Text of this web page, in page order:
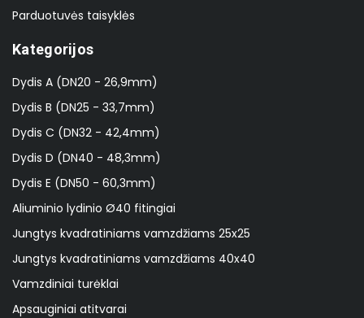
Parduotuvės taisyklės
Kategorijos
Dydis A (DN20 - 26,9mm)
Dydis B (DN25 - 33,7mm)
Dydis C (DN32 - 42,4mm)
Dydis D (DN40 - 48,3mm)
Dydis E (DN50 - 60,3mm)
Aliuminio lydinio Ø40 fitingiai
Jungtys kvadratiniams vamzdžiams 25x25
Jungtys kvadratiniams vamzdžiams 40x40
Vamzdiniai turėklai
Apsauginiai atitvarai